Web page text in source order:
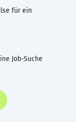
für ein
Job-Suche